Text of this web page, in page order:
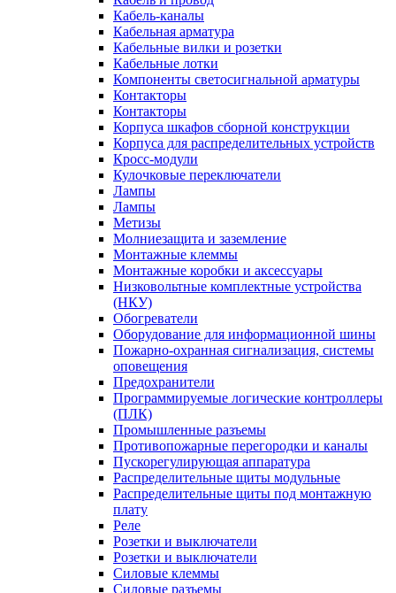
Кабель-каналы
Кабельная арматура
Кабельные вилки и розетки
Кабельные лотки
Компоненты светосигнальной арматуры
Контакторы
Контакторы
Корпуса шкафов сборной конструкции
Корпуса для распределительных устройств
Кросс-модули
Кулочковые переключатели
Лампы
Лампы
Метизы
Молниезащита и заземление
Монтажные клеммы
Монтажные коробки и аксессуары
Низковольтные комплектные устройства
(НКУ)
Обогреватели
Оборудование для информационной шины
Пожарно-охранная сигнализация, системы
оповещения
Предохранители
Программируемые логические контроллеры
(ПЛК)
Промышленные разъемы
Противопожарные перегородки и каналы
Пускорегулирующая аппаратура
Распределительные щиты модульные
Распределительные щиты под монтажную
плату
Реле
Розетки и выключатели
Розетки и выключатели
Силовые клеммы
Силовые разъемы